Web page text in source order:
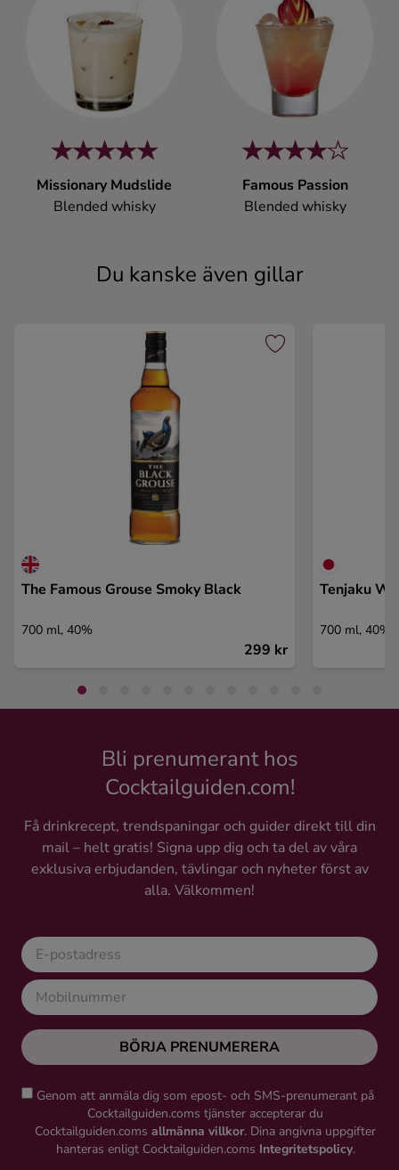
Missionary Mudslide
Blended whisky
Famous Passion
Blended whisky
Du kanske även gillar
The Famous Grouse Smoky Black
700 ml, 40%
299 kr
Tenjaku
700 ml, 40%
Bli prenumerant hos
Cocktailguiden.com!
Få drinkrecept, trendspaningar och guider direkt till din
mail – helt gratis! Signa upp dig och ta del av våra
exklusiva erbjudanden, tävlingar och nyheter först av
alla. Välkommen!
BÖRJA PRENUMERERA
Genom att anmäla dig som epost- och SMS-prenumerant på
Cocktailguiden.coms tjänster accepterar du
Cocktailguiden.coms allmänna villkor. Dina angivna uppgifter
hanteras enligt Cocktailguiden.coms Integritetspolicy.